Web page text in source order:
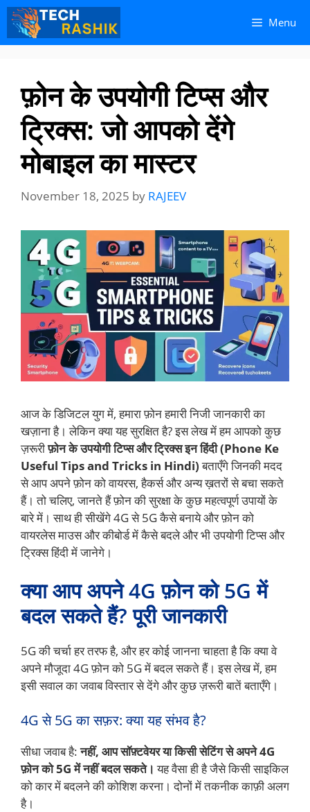
Skip
content
Skip
content
Menu
फ़ोन के उपयोगी टिप्स और
ट्रिक्स: जो आपको देंगे
मोबाइल का मास्टर
November 18, 2025 by RAJEEV
आज के डिजिटल युग में, हमारा फ़ोन हमारी निजी जानकारी का
खज़ाना है। लेकिन क्या यह सुरक्षित है? इस लेख में हम आपको कुछ
ज़रूरीफ़ोन के उपयोगी टिप्स और ट्रिक्स इन हिंदी (Phone Ke
Useful Tips and Tricks in Hindi)बताएँगे जिनकी मदद
से आप अपने फ़ोन को वायरस, हैकर्स और अन्य ख़तरों से बचा सकते
हैं। तो चलिए, जानते हैं फ़ोन की सुरक्षा के कुछ महत्वपूर्ण उपायों के
बारे में। साथ ही सीखेंगे 4G से 5G कैसे बनाये और फ़ोन को
वायरलेस माउस और कीबोर्ड में कैसे बदले और भी उपयोगी टिप्स और
ट्रिक्स हिंदी में जानेगे।
क्या आप अपने 4G फ़ोन को 5G में
बदल सकते हैं? पूरी जानकारी
5G की चर्चा हर तरफ है, और हर कोई जानना चाहता है कि क्या वे
अपने मौजूदा 4G फ़ोन को 5G में बदल सकते हैं। इस लेख में, हम
इसी सवाल का जवाब विस्तार से देंगे और कुछ ज़रूरी बातें बताएँगे।
4G से 5G का सफ़र: क्या यह संभव है?
सीधा जवाब है:नहीं, आप सॉफ़्टवेयर या किसी सेटिंग से अपने 4G
फ़ोन को 5G में नहीं बदल सकते। यह वैसा ही है जैसे किसी साइकिल
को कार में बदलने की कोशिश करना। दोनों में तकनीक काफ़ी अलग
है।